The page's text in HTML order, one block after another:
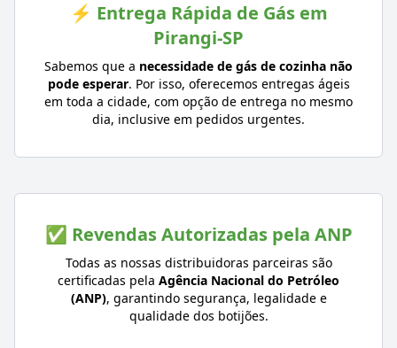
⚡ Entrega Rápida de Gás em
Pirangi-SP
Sabemos que a necessidade de gás de cozinha não
pode esperar. Por isso, oferecemos entregas ágeis
em toda a cidade, com opção de entrega no mesmo
dia, inclusive em pedidos urgentes.
✅ Revendas Autorizadas pela ANP
Todas as nossas distribuidoras parceiras são
certificadas pela Agência Nacional do Petróleo
(ANP), garantindo segurança, legalidade e
qualidade dos botijões.